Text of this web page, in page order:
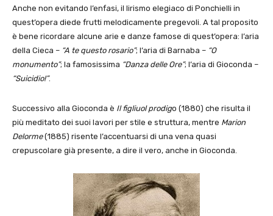
Anche non evitando l’enfasi, il lirismo elegiaco di Ponchielli in
quest’opera diede frutti melodicamente pregevoli. A tal proposito
è bene ricordare alcune arie e danze famose di quest’opera: l’aria
della Cieca – “A te questo rosario”; l’aria di Barnaba – “O
monumento”; la famosissima “Danza delle Ore”; l’aria di Gioconda –
“Suicidio!”.
Successivo alla Gioconda è Il figliuol prodigo (1880) che risulta il
più meditato dei suoi lavori per stile e struttura, mentre Marion
Delorme(1885) risente l’accentuarsi di una vena quasi
crepuscolare già presente, a dire il vero, anche in Gioconda.